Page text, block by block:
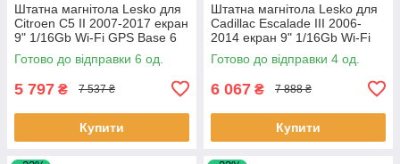
Штатна магнітола Lesko для
Citroen C5 II 2007-2017 екран
9" 1/16Gb Wi-Fi GPS Base 6
шт.
Готово до відправки 6 од.
5 797 ₴ 7 537 ₴
Купити
Штатна магнітола Lesko для
Cadillac Escalade III 2006-
2014 екран 9" 1/16Gb Wi-Fi
GPS Base Каміллак 4 шт.
Готово до відправки 4 од.
6 067 ₴ 7 888 ₴
Купити